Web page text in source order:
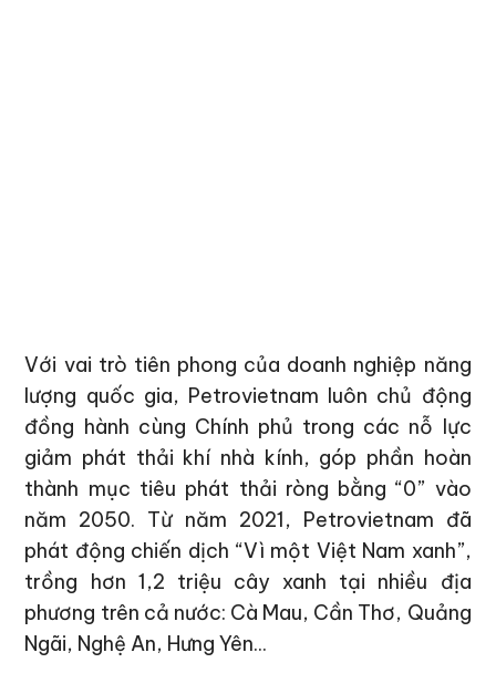
Với vai trò tiên phong của doanh nghiệp năng
lượng quốc gia, Petrovietnam luôn chủ động
đồng hành cùng Chính phủ trong các nỗ lực
giảm phát thải khí nhà kính, góp phần hoàn
thành mục tiêu phát thải ròng bằng “0” vào
năm 2050. Từ năm 2021, Petrovietnam đã
phát động chiến dịch “Vì một Việt Nam xanh”,
trồng hơn 1,2 triệu cây xanh tại nhiều địa
phương trên cả nước: Cà Mau, Cần Thơ, Quảng
Ngãi, Nghệ An, Hưng Yên...